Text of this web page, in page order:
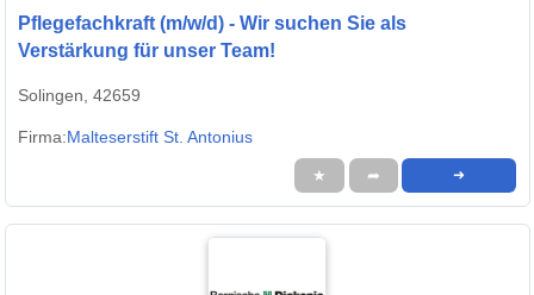
Pflegefachkraft (m/w/d) - Wir suchen Sie als
Verstärkung für unser Team!
Solingen, 42659
Firma:Malteserstift St. Antonius
★ ➦ ➜